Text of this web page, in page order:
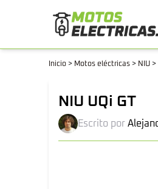
Inicio > Motos eléctricas > NIU >
NIU UQi GT
Escrito por